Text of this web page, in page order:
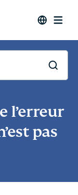
l’erreur
pas